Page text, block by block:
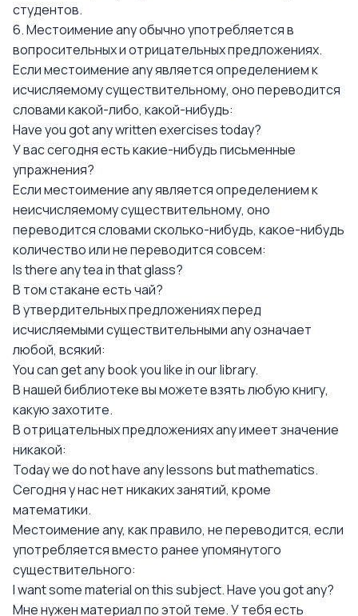
студентов.
6. Местоимение any обычно употребляется в
вопросительных и отрицательных предложениях.
Если местоимение any является определением к
исчисляемому существительному, оно переводится
словами какой-либо, какой-нибудь:
Have you got any written exercises today?
У вас сегодня есть какие-нибудь письменные
упражнения?
Если местоимение any является определением к
неисчисляемому существительному, оно
переводится словами сколько-нибудь, какое-нибудь
количество или не переводится совсем:
Is there any tea in that glass?
В том стакане есть чай?
В утвердительных предложениях перед
исчисляемыми существительными any означает
любой, всякий:
You can get any book you like in our library.
В нашей библиотеке вы можете взять любую книгу,
какую захотите.
В отрицательных предложениях any имеет значение
никакой:
Today we do not have any lessons but mathematics.
Сегодня у нас нет никаких занятий, кроме
математики.
Местоимение any, как правило, не переводится, если
употребляется вместо ранее упомянутого
существительного:
I want some material on this subject. Have you got any?
Мне нужен материал по этой теме. У тебя есть